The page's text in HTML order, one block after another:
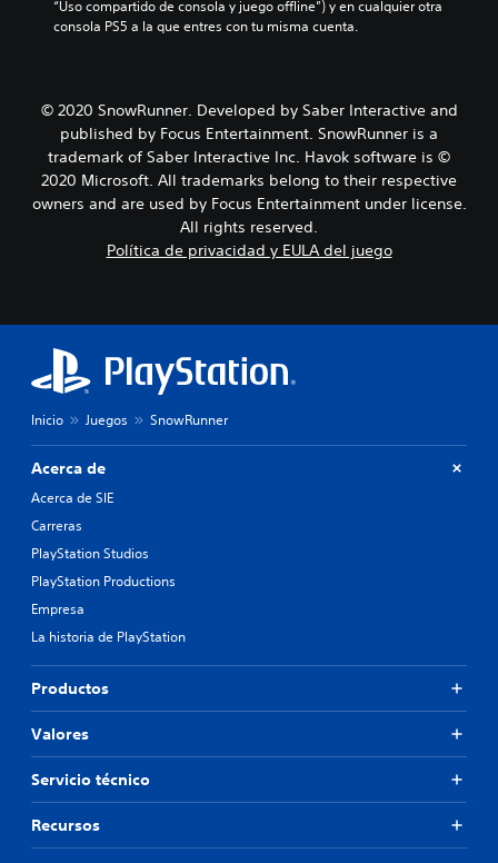
“Uso compartido de consola y juego offline”) y en cualquier otra
consola PS5 a la que entres con tu misma cuenta.
© 2020 SnowRunner. Developed by Saber Interactive and
published by Focus Entertainment. SnowRunner is a
trademark of Saber Interactive Inc. Havok software is ©
2020 Microsoft. All trademarks belong to their respective
owners and are used by Focus Entertainment under license.
All rights reserved.
Política de privacidad y EULA del juego
Inicio Juegos SnowRunner
Acerca de
Acerca de SIE
Carreras
PlayStation Studios
PlayStation Productions
Empresa
La historia de PlayStation
Productos
Valores
Servicio técnico
Recursos